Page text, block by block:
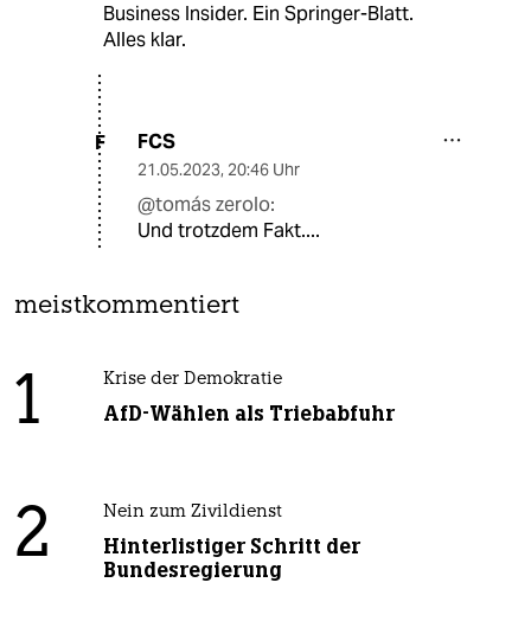
Business Insider. Ein Springer-Blatt.
Alles klar.
F FCS
21.05.2023, 20:46 Uhr
@tomás zerolo:
Und trotzdem Fakt....
meistkommentiert
1 Krise der Demokratie
AfD-Wählen als Triebabfuhr
2 Nein zum Zivildienst
Hinterlistiger Schritt der
Bundesregierung